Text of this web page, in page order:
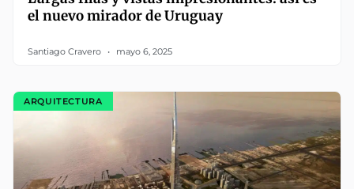
el nuevo mirador de Uruguay
Santiago Cravero mayo 6, 2025
ARQUITECTURA